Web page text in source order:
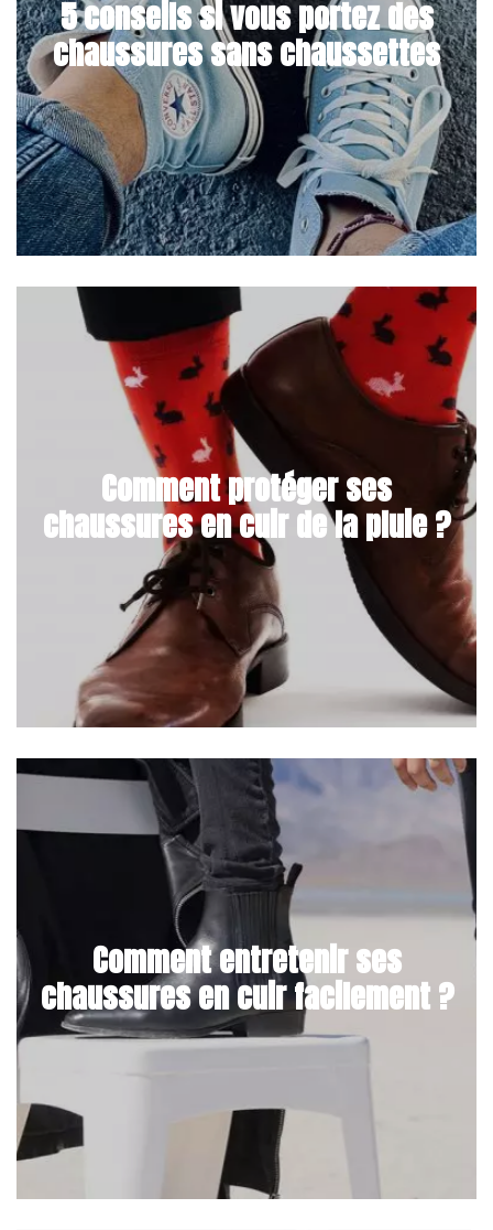
5 conseils si vous portez des
chaussures sans chaussettes
Comment protéger ses
chaussures en cuir de la pluie ?
Comment entretenir ses
chaussures en cuir facilement ?